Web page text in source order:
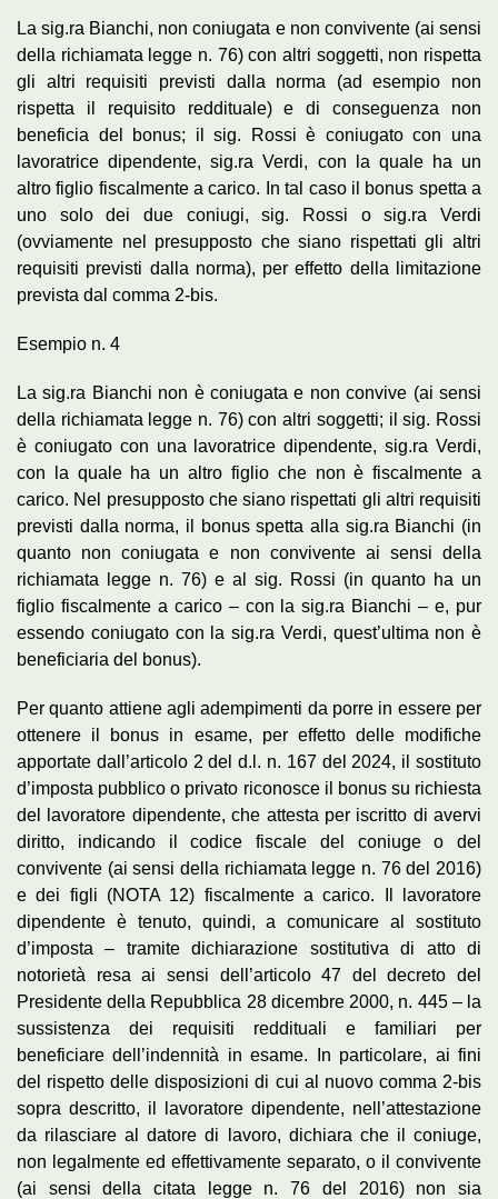
La sig.ra Bianchi, non coniugata e non convivente (ai sensi
della richiamata legge n. 76) con altri soggetti, non rispetta
gli altri requisiti previsti dalla norma (ad esempio non
rispetta il requisito reddituale) e di conseguenza non
beneficia del bonus; il sig. Rossi è coniugato con una
lavoratrice dipendente, sig.ra Verdi, con la quale ha un
altro figlio fiscalmente a carico. In tal caso il bonus spetta a
uno solo dei due coniugi, sig. Rossi o sig.ra Verdi
(ovviamente nel presupposto che siano rispettati gli altri
requisiti previsti dalla norma), per effetto della limitazione
prevista dal comma 2-bis.
Esempio n. 4
La sig.ra Bianchi non è coniugata e non convive (ai sensi
della richiamata legge n. 76) con altri soggetti; il sig. Rossi
è coniugato con una lavoratrice dipendente, sig.ra Verdi,
con la quale ha un altro figlio che non è fiscalmente a
carico. Nel presupposto che siano rispettati gli altri requisiti
previsti dalla norma, il bonus spetta alla sig.ra Bianchi (in
quanto non coniugata e non convivente ai sensi della
richiamata legge n. 76) e al sig. Rossi (in quanto ha un
figlio fiscalmente a carico – con la sig.ra Bianchi – e, pur
essendo coniugato con la sig.ra Verdi, quest’ultima non è
beneficiaria del bonus).
Per quanto attiene agli adempimenti da porre in essere per
ottenere il bonus in esame, per effetto delle modifiche
apportate dall’articolo 2 del d.l. n. 167 del 2024, il sostituto
d’imposta pubblico o privato riconosce il bonus su richiesta
del lavoratore dipendente, che attesta per iscritto di avervi
diritto, indicando il codice fiscale del coniuge o del
convivente (ai sensi della richiamata legge n. 76 del 2016)
e dei figli (NOTA 12) fiscalmente a carico. Il lavoratore
dipendente è tenuto, quindi, a comunicare al sostituto
d’imposta – tramite dichiarazione sostitutiva di atto di
notorietà resa ai sensi dell’articolo 47 del decreto del
Presidente della Repubblica 28 dicembre 2000, n. 445 – la
sussistenza dei requisiti reddituali e familiari per
beneficiare dell’indennità in esame. In particolare, ai fini
del rispetto delle disposizioni di cui al nuovo comma 2-bis
sopra descritto, il lavoratore dipendente, nell’attestazione
da rilasciare al datore di lavoro, dichiara che il coniuge,
non legalmente ed effettivamente separato, o il convivente
(ai sensi della citata legge n. 76 del 2016) non sia